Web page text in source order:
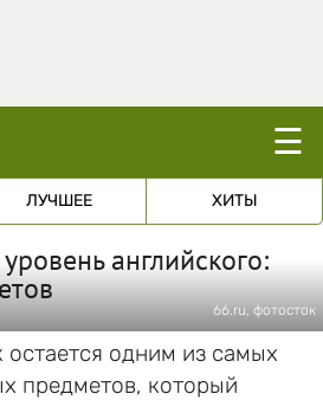
☰
ЛУЧШЕЕ ХИТЫ
английского:
66.ru, фотосток
остается одним из самых
предметов, который